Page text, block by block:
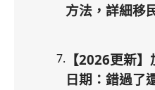
方法，詳細移
7.
【2026更新
日期：錯過了